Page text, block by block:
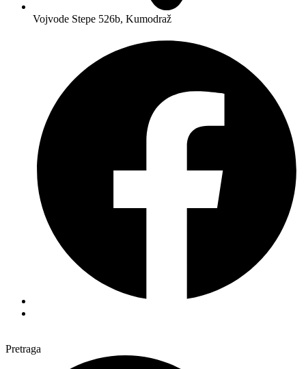
Vojvode Stepe 526b, Kumodraž
Pretraga